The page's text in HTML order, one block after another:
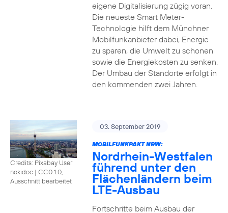
eigene Digitalisierung zügig voran.
Die neueste Smart Meter-
Technologie hilft dem Münchner
Mobilfunkanbieter dabei, Energie
zu sparen, die Umwelt zu schonen
sowie die Energiekosten zu senken.
Der Umbau der Standorte erfolgt in
den kommenden zwei Jahren.
Credits: Pixabay User
nokidoc | CC0 1.0,
Ausschnitt bearbeitet
03. September 2019
MOBILFUNKPAKT NRW:
Nordrhein-Westfalen
führend unter den
Flächenländern beim
LTE-Ausbau
Fortschritte beim Ausbau der